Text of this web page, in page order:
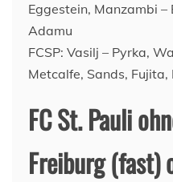
Eggestein, Manzambi –
Adamu
FCSP: Vasilj – Pyrka,
Metcalfe, Sands, Fujita,
FC St. Pauli
Freiburg (fast)